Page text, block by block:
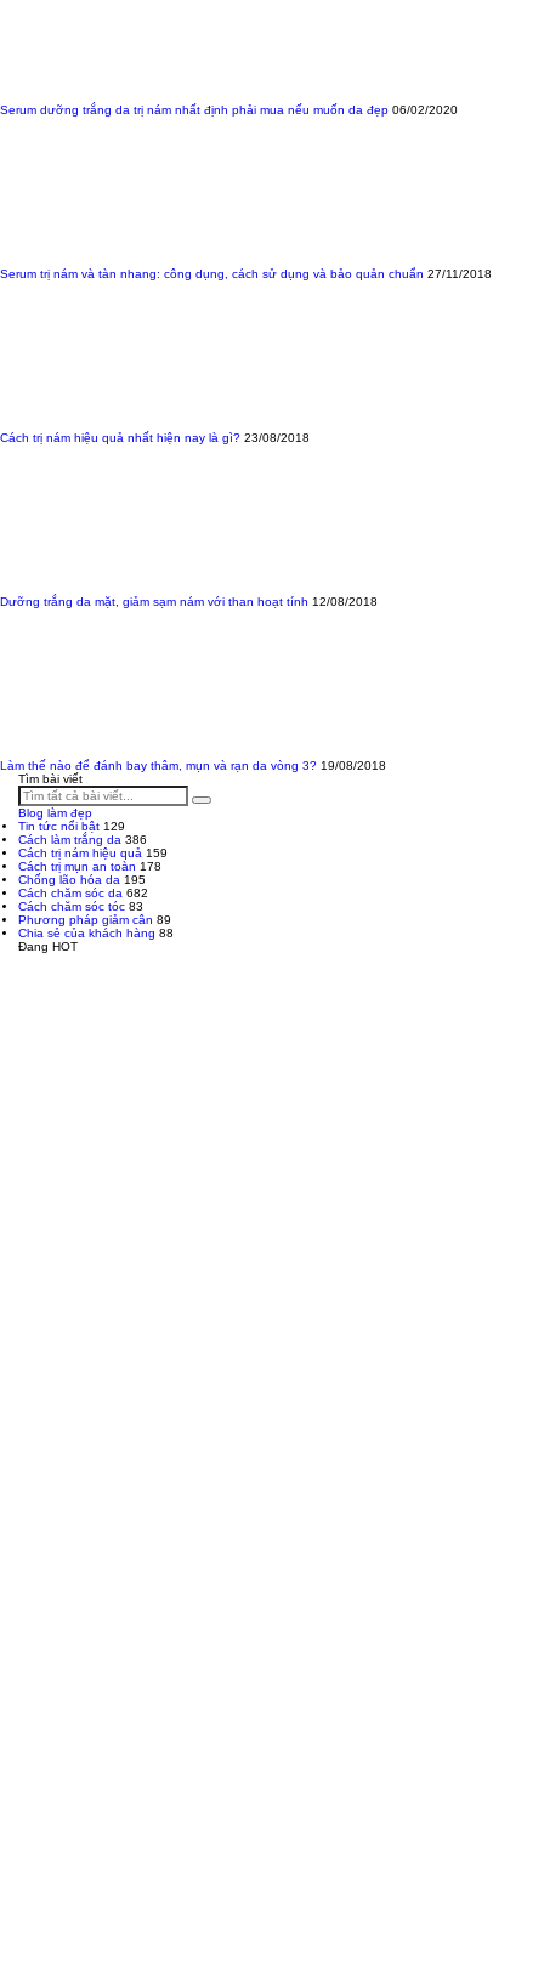
Serum dưỡng trắng da trị nám nhất định phải mua nếu muốn da đẹp 06/02/2020
Serum trị nám và tàn nhang: công dụng, cách sử dụng và bảo quản chuẩn 27/11/2018
Cách trị nám hiệu quả nhất hiện nay là gì? 23/08/2018
Dưỡng trắng da mặt, giảm sạm nám với than hoạt tính 12/08/2018
Làm thế nào để đánh bay thâm, mụn và rạn da vòng 3? 19/08/2018
Tìm bài viết
Blog làm đẹp
Tin tức nổi bật 129
Cách làm trắng da 386
Cách trị nám hiệu quả 159
Cách trị mụn an toàn 178
Chống lão hóa da 195
Cách chăm sóc da 682
Cách chăm sóc tóc 83
Phương pháp giảm cân 89
Chia sẻ của khách hàng 88
Đang HOT